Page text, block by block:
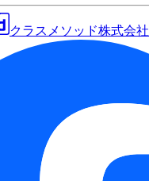
クラスメソッド株式会社